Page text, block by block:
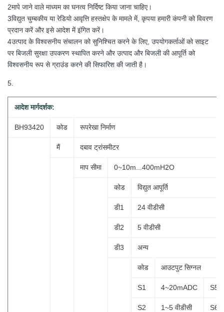
2मापे जाने वाले माध्यम का घनत्व निर्दिष्ट किया जाना चाहिए।
3विद्युत चुम्बकीय या रेडियो आवृत्ति हस्तक्षेप के मामले में, कृपया हमारी कंपनी को विवरण
प्रदान करें और इसे आदेश में इंगित करें।
4उत्पाद के विश्वसनीय संचालन को सुनिश्चित करने के लिए, उपयोगकर्ताओं को साइट
पर बिजली सुरक्षा उपकरण स्थापित करने और उत्पाद और बिजली की आपूर्ति को
विश्वसनीय रूप से ग्राउंड करने की सिफारिश की जाती है।
5.
आदेश मार्गदर्शक:
BH93420 कोड रूपरेखा निर्माण
मैं दबाव ट्रांसमीटर
माप सीमा 0~10m...400mH2O
कोड विद्युत आपूर्ति
डी1 24 वीडीसी
डी2 5 वीडीसी
डी3 अन्य
कोड आउटपुट सिग्नल
S1 4~20mADC S5
S2 1~5 वीडीसी S6